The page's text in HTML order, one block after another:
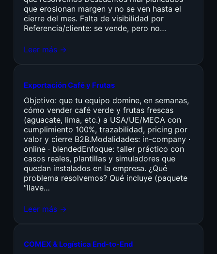
que erosionan margen y no se ven hasta el
cierre del mes. Falta de visibilidad por
Referencia/cliente: se vende, pero no…
Leer más →
Exportación Café y Frutas
Objetivo: que tu equipo domine, en semanas,
cómo vender café verde y frutas frescas
(aguacate, lima, etc.) a USA/UE/MECA con
cumplimiento 100%, trazabilidad, pricing por
valor y cierre B2B.Modalidades: in-company ·
online · blendedEnfoque: taller práctico con
casos reales, plantillas y simuladores que
quedan instalados en la empresa. ¿Qué
problema resolvemos? Qué incluye (paquete
“llave…
Leer más →
COMEX & Logística End-to-End